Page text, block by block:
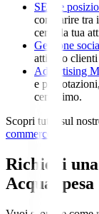
SEO e
comparire tra
cerca la tua
Gestione
attirano
Advertising
e
centesimo.
Scopri tutto sul
commerce
Richiedi
Acquappesa